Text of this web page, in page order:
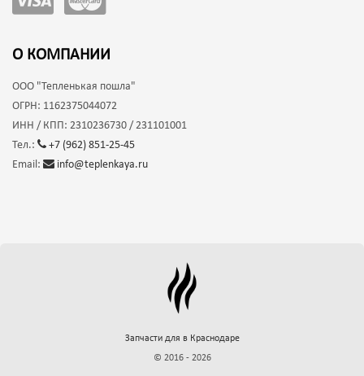
О КОМПАНИИ
ООО "Тепленькая пошла"
ОГРН: 1162375044072
ИНН / КПП: 2310236730 / 231101001
Тел.:
+7 (962) 851-25-45
Email:
info@teplenkaya.ru
Запчасти для в Краснодаре
© 2016 - 2026